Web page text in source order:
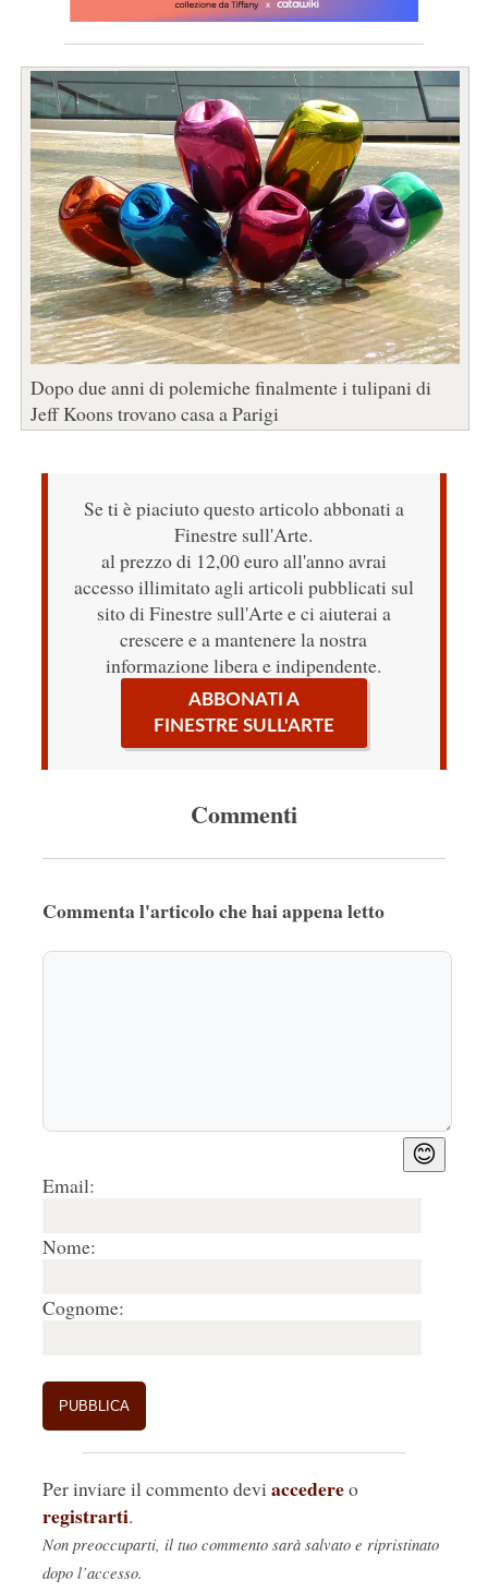
Dopo due anni di polemiche finalmente i tulipani di
Jeff Koons trovano casa a Parigi
Se ti è piaciuto questo articolo abbonati a
Finestre sull'Arte.
al prezzo di 12,00 euro all'anno avrai
accesso illimitato agli articoli pubblicati sul
sito di Finestre sull'Arte e ci aiuterai a
crescere e a mantenere la nostra
informazione libera e indipendente.
ABBONATI A
FINESTRE SULL'ARTE
Commenti
Commenta l'articolo che hai appena letto
😊
Email:
Nome:
Cognome:
Per inviare il commento devi accedereo
registrarti.
Non preoccuparti, il tuo commento sarà salvato e ripristinato
dopo l’accesso.